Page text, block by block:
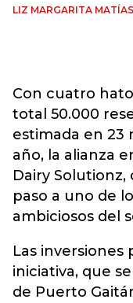
LIZ MARGARITA
Con cuatro
total 50.000
estimada en 23
año, la alianza
Dairy Solutionz,
paso a uno de
ambiciosos del
Las inversiones
iniciativa, que
de Puerto